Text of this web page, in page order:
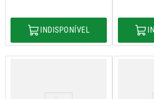
INDISPONÍVEL